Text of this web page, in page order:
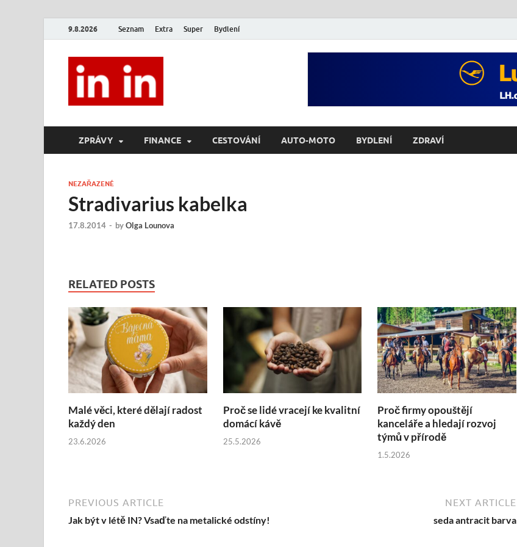
9.8.2026 Seznam Extra Super Bydlení
ZPRÁVY FINANCE CESTOVÁNÍ AUTO-MOTO BYDLENÍ ZDRAVÍ
NEZAŘAZENÉ
Stradivarius kabelka
17.8.2014 - byOlga Lounova
RELATED POSTS
Malé věci, které dělají radost
každý den
23.6.2026
Proč se lidé vracejí ke kvalitní
domácí kávě
25.5.2026
Proč firmy opouštějí
kanceláře a hledají rozvoj
týmů v přírodě
1.5.2026
PREVIOUS ARTICLE
Jak být v létě IN? Vsaďte na metalické odstíny!
NEXT ARTICLE
seda antracit barva